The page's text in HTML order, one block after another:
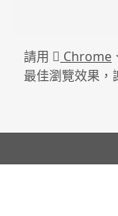
請用 Chrome
最佳瀏覽效果，